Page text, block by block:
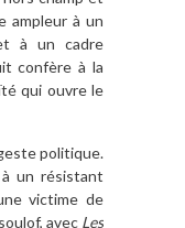
ampleur à un
à un cadre
confère à la
qui ouvre le
politique.
un résistant
victime de
avec Les